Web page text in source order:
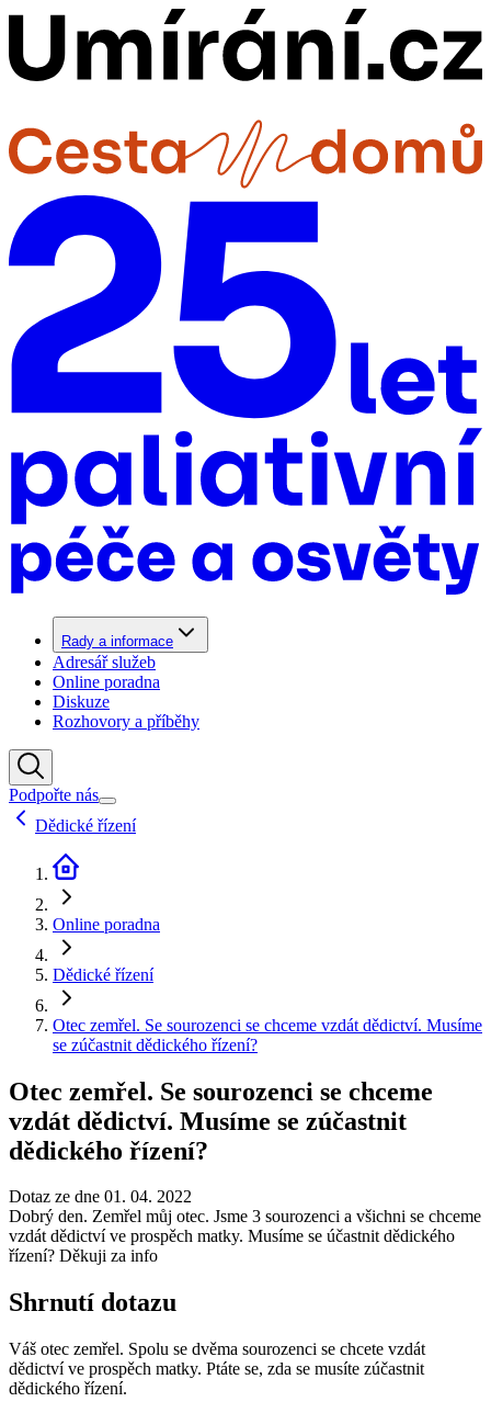
Rady a informace
Adresář služeb
Online poradna
Diskuze
Rozhovory a příběhy
Podpořte nás
Dědické řízení
Online poradna
Dědické řízení
Otec zemřel. Se sourozenci se chceme vzdát dědictví. Musíme
se zúčastnit dědického řízení?
Otec zemřel. Se sourozenci se chceme
vzdát dědictví. Musíme se zúčastnit
dědického řízení?
Dotaz ze dne 01. 04. 2022
Dobrý den. Zemřel můj otec. Jsme 3 sourozenci a všichni se chceme
vzdát dědictví ve prospěch matky. Musíme se účastnit dědického
řízení? Děkuji za info
Shrnutí dotazu
Váš otec zemřel. Spolu se dvěma sourozenci se chcete vzdát
dědictví ve prospěch matky. Ptáte se, zda se musíte zúčastnit
dědického řízení.